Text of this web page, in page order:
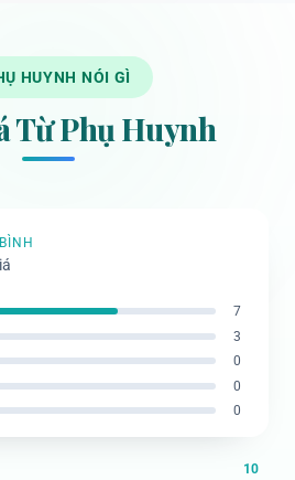
HUYNH NÓI GÌ
Từ Phụ Huynh
7
3
0
0
0
10